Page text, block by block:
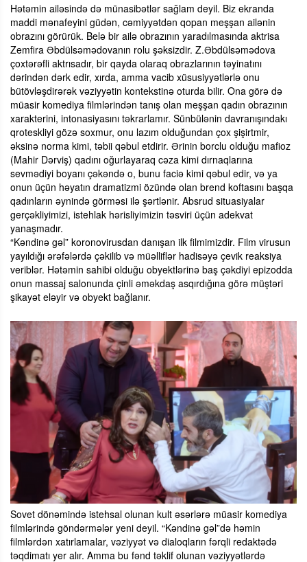
Hətəmin ailəsində də münasibətlər sağlam deyil. Biz ekranda
maddi mənafeyini güdən, cəmiyyətdən qopan meşşan ailənin
obrazını görürük. Belə bir ailə obrazının yaradılmasında aktrisa
Zemfira Əbdülsəmədovanın rolu şəksizdir. Z.Əbdülsəmədova
çoxtərəfli aktrısadır, bir qayda olaraq obrazlarının təyinatını
dərindən dərk edir, xırda, amma vacib xüsusiyyətlərlə onu
bütövləşdirərək vəziyyətin kontekstinə oturda bilir. Ona görə də
müasir komediya filmlərindən tanış olan meşşan qadın obrazının
xarakterini, intonasiyasını təkrarlamır. Sünbülənin davranışındakı
qroteskliyi gözə soxmur, onu lazım olduğundan çox şişirtmir,
əksinə norma kimi, təbii qəbul etdirir. Ərinin borclu olduğu mafioz
(Mahir Dərviş) qadını oğurlayaraq cəza kimi dırnaqlarına
sevmədiyi boyanı çəkəndə o, bunu faciə kimi qəbul edir, və ya
onun üçün həyatın dramatizmi özündə olan brend koftasını başqa
qadınların əynində görməsi ilə şərtlənir. Absrud situasiyalar
gerçəkliyimizi, istehlak hərisliyimizin təsviri üçün adekvat
yanaşmadır.
“Kəndinə gəl” koronovirusdan danışan ilk filmimizdir. Film virusun
yayıldığı ərəfələrdə çəkilib və müəlliflər hadisəyə çevik reaksiya
veriblər. Hətəmin sahibi olduğu obyektlərinə baş çəkdiyi epizodda
onun massaj salonunda çinli əməkdaş asqırdığına görə müştəri
şikayət eləyir və obyekt bağlanır.
Sovet dönəmində istehsal olunan kult əsərlərə müasir komediya
filmlərində göndərmələr yeni deyil. “Kəndinə gəl”də həmin
filmlərdən xatırlamalar, vəziyyət və dialoqların fərqli redaktədə
təqdimatı yer alır. Amma bu fənd təklif olunan vəziyyətlərdə